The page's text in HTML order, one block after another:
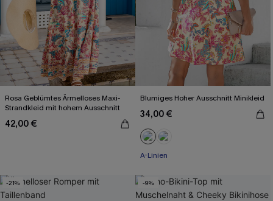
Rosa Geblümtes Ärmelloses Maxi-
Strandkleid mit hohem Ausschnitt
42,00 €
Blumiges Hoher Ausschnitt Minikleid
34,00 €
A-Linien
-21% -9%